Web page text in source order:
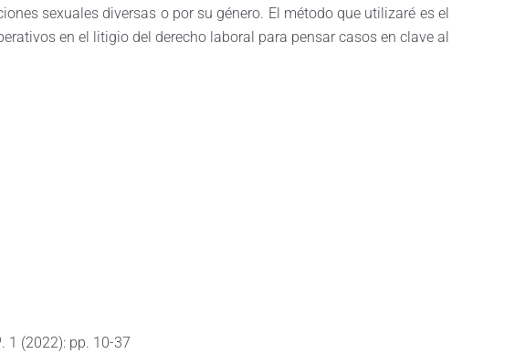
sexuales diversas o por su género. El método que utilizaré es el
en el litigio del derecho laboral para pensar casos en clave al
1 (2022): pp. 10-37